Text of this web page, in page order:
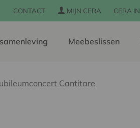
CONTACT MIJN CERA CERA
Meebeslissen
Cantitare